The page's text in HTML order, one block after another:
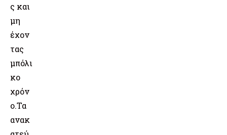
ς και
μη
έχον
τας
μπόλι
κο
χρόν
ο.Τα
ανακ